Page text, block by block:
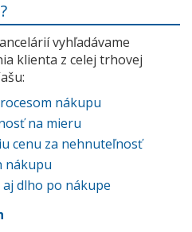
vyhľadávame
klienta z celej trhovej
nákupu
na mieru
cenu za nehnuteľnosť
nákupu
dlho po nákupe